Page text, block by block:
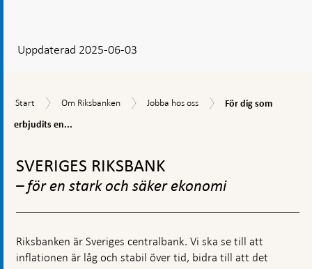
visas
Uppdaterad 2025-06-03
Start
Start
Om
Om Riksbanken
Jobba
Jobba hos oss
För
oss
För dig som
erbjudits en...
toppnavigation
SVERIGES RIKSBANK
– för en stark och säker ekonomi
Riksbanken är Sveriges centralbank. Vi ska se till att
inflationen är låg och stabil över tid, bidra till att det